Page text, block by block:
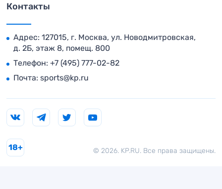
Контакты
Адрес: 127015, г. Москва, ул. Новодмитровская,
д. 2Б, этаж 8, помещ. 800
Телефон: +7 (495) 777-02-82
Почта: sports@kp.ru
© 2026. KP.RU. Все права защищены.
18+